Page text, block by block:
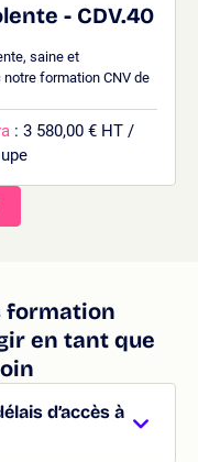
- CDV.40
saine et
formation CNV de
: 3 580,00 € HT /
formation
en tant que
d’accès à